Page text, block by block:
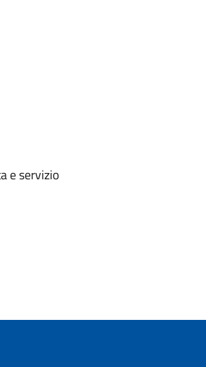
e servizio